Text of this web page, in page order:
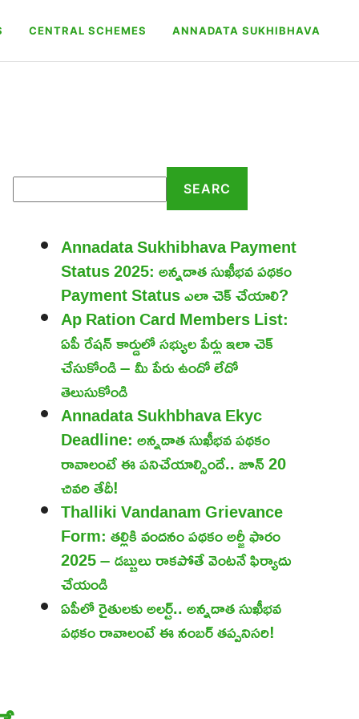
CENTRAL SCHEMES ANNADATA SUKHIBHAVA
Search SEARC
Annadata Sukhibhava Payment
Status 2025: అన్నదాత సుఖీభవ పథకం
Payment Status ఎలా చెక్ చేయాలి?
Ap Ration Card Members List:
ఏపీ రేషన్ కార్డులో సభ్యుల పేర్లు ఇలా చెక్
చేసుకోండి – మీ పేరు ఉందో లేదో
తెలుసుకోండి
Annadata Sukhbhava Ekyc
Deadline: అన్నదాత సుఖీభవ పథకం
రావాలంటే ఈ పనిచేయాల్సిందే.. జూన్ 20
చివరి తేదీ!
Thalliki Vandanam Grievance
Form: తల్లికి వందనం పథకం అర్జీ ఫారం
2025 – డబ్బులు రాకపోతే వెంటనే ఫిర్యాదు
చేయండి
ఏపీలో రైతులకు అలర్ట్.. అన్నదాత సుఖీభవ
పథకం రావాలంటే ఈ నంబర్ తప్పనిసరి!